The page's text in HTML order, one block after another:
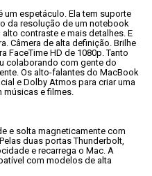
um espetáculo. Ela tem suporte
da resolução de um notebook
contraste e mais detalhes. E
Câmera de alta definição. Brilhe
FaceTime HD de 1080p. Tanto
colaborando com gente do
Os alto-falantes do MacBook
e Dolby Atmos para criar uma
músicas e filmes.
e solta magneticamente com
duas portas Thunderbolt,
e recarrega o Mac. A
com modelos de alta